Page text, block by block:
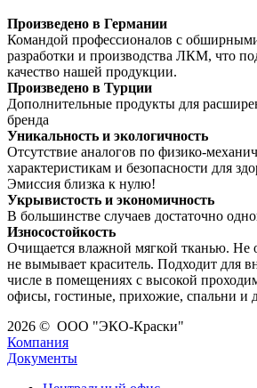
Произведено в Германии
Командой профессионалов с
разработки и производства ЛКМ, что
качество нашей продукции.
Произведено в Турции
Дополнительные продукты для
бренда
Уникальность и экологичность
Отcутствие аналогов по физико-
характеристикам и безопасности для
Эмиссия близка к нулю!
Укрывистость и экономичность
В большинстве случаев достаточно
Износостойкость
Очищается влажной мягкой тканью. Не
не вымывает краситель. Подходит для
числе в помещениях с высокой
офисы, гостиные, прихожие, спальни и
2026 © ООО "ЭКО-Краски"
Компания
Документы